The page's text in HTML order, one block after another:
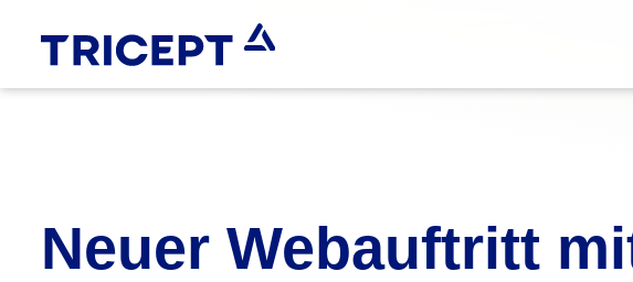
Neuer Webauftritt